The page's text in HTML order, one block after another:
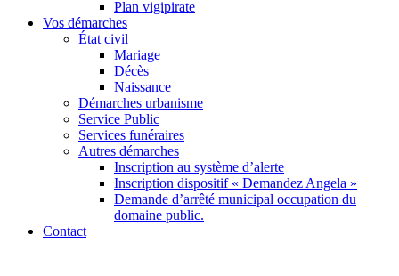
Plan vigipirate
Vos démarches
État civil
Mariage
Décès
Naissance
Démarches urbanisme
Service Public
Services funéraires
Autres démarches
Inscription au système d’alerte
Inscription dispositif « Demandez Angela »
Demande d’arrêté municipal occupation du
domaine public.
Contact